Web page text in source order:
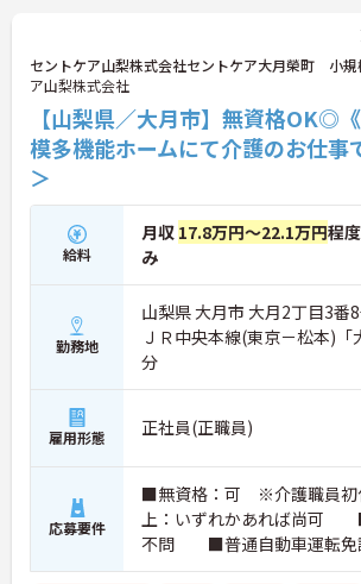
セントケア山梨株式会社セントケア大月榮町 小規
ア山梨株式会社
【山梨県／大月市】無資格OK◎
模多機能ホームにて介護のお仕
＞
給料
月収 17.8万円～22.1万円程
み
勤務地
山梨県 大月市 大月2丁目3番
ＪＲ中央本線(東京－松本)「
分
雇用形態 正社員(正職員)
応募要件
■無資格：可 ※介護職員初
上：いずれかあれば尚可
不問 ■普通自動車運転免
可）：必須